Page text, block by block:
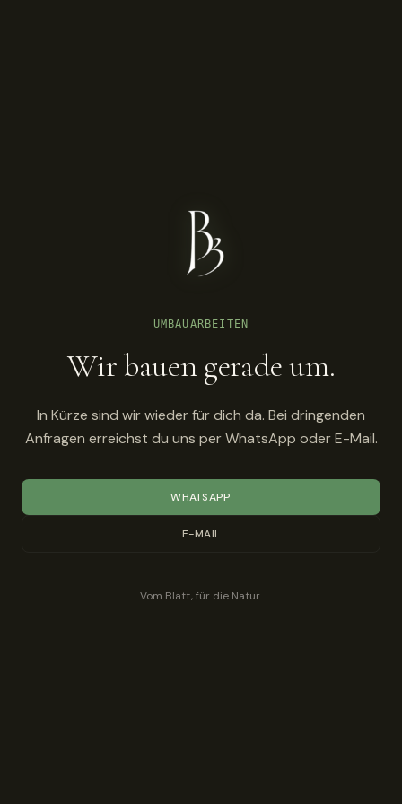
UMBAUARBEITEN
Wir bauen gerade um.
In Kürze sind wir wieder für dich da. Bei dringenden
Anfragen erreichst du uns per WhatsApp oder E-Mail.
WHATSAPP
E-MAIL
Vom Blatt, für die Natur.